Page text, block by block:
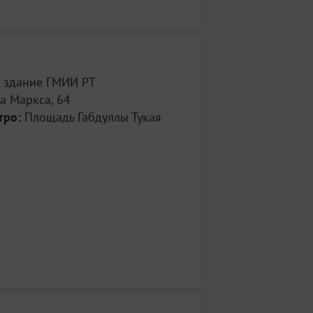
«Номады: черное и белое»,
оркестра,
«Мозаика авангарда» (250 ₽),
«На грани реальности»,
«ТАСМА: за кадром» (вход
Кузнецова. Дорога» (вход
здание ГМИИ РТ
Маркса, 64
Площадь Габдуллы Тукая